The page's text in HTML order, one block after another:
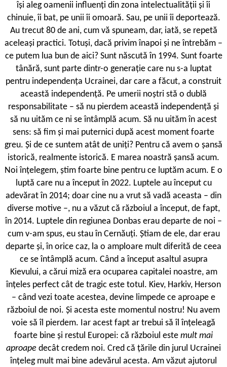
își aleg oamenii influenți din zona intelectualității și îi
chinuie, îi bat, pe unii îi omoară. Sau, pe unii îi deportează.
Au trecut 80 de ani, cum vă spuneam, dar, iată, se repetă
aceleași practici. Totuși, dacă privim înapoi și ne întrebăm –
ce putem lua bun de aici? Sunt născută în 1994. Sunt foarte
tânără, sunt parte dintr-o generație care nu s-a luptat
pentru independența Ucrainei, dar care a făcut, a construit
această independență. Pe umerii noștri stă o dublă
responsabilitate – să nu pierdem această independență și
să nu uităm ce ni se întâmplă acum. Să nu uităm în acest
sens: să fim și mai puternici după acest moment foarte
greu. Și de ce suntem atât de uniți? Pentru că avem o șansă
istorică, realmente istorică. E marea noastră șansă acum.
Noi înțelegem, știm foarte bine pentru ce luptăm acum. E o
luptă care nu a început în 2022. Luptele au început cu
adevărat în 2014; doar cine nu a vrut să vadă aceasta – din
diverse motive –, nu a văzut că războiul a început, de fapt,
în 2014. Luptele din regiunea Donbas erau departe de noi –
cum v-am spus, eu stau în Cernăuți. Știam de ele, dar erau
departe și, în orice caz, la o amploare mult diferită de ceea
ce se întâmplă acum. Când a început asaltul asupra
Kievului, a cărui miză era ocuparea capitalei noastre, am
înțeles perfect cât de tragic este totul. Kiev, Harkiv, Herson
– când vezi toate acestea, devine limpede ce aproape e
războiul de noi. Și acesta este momentul nostru! Nu avem
voie să îl pierdem. Iar acest fapt ar trebui să îl înțeleagă
foarte bine și restul Europei: că războiul este mult mai
aproape decât credem noi. Cred că țările din jurul Ucrainei
înțeleg mult mai bine adevărul acesta. Am văzut ajutorul